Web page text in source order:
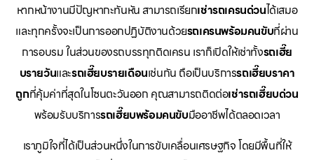
หากหน้างานมีปัญหากะทันหัน สามารถเรียกเช่ารถเครนด่วนได้เสมอ
และทุกครั้งจะเป็นการออกปฏิบัติงานด้วยรถเครนพร้อมคนขับที่ผ่าน
การอบรม ในส่วนของรถบรรทุกติดเครน เราก็เปิดให้เช่าทั้งรถเฮี๊ย
บรายวันและรถเฮี๊ยบรายเดือนเช่นกัน ถือเป็นบริการรถเฮี๊ยบราคา
ถูกที่คุ้มค่าที่สุดในโซนตะวันออก คุณสามารถติดต่อเช่ารถเฮี๊ยบด่วน
พร้อมรับบริการรถเฮี๊ยบพร้อมคนขับมืออาชีพได้ตลอดเวลา
เราภูมิใจที่ได้เป็นส่วนหนึ่งในการขับเคลื่อนเศรษฐกิจ โดยมีพื้นที่ให้